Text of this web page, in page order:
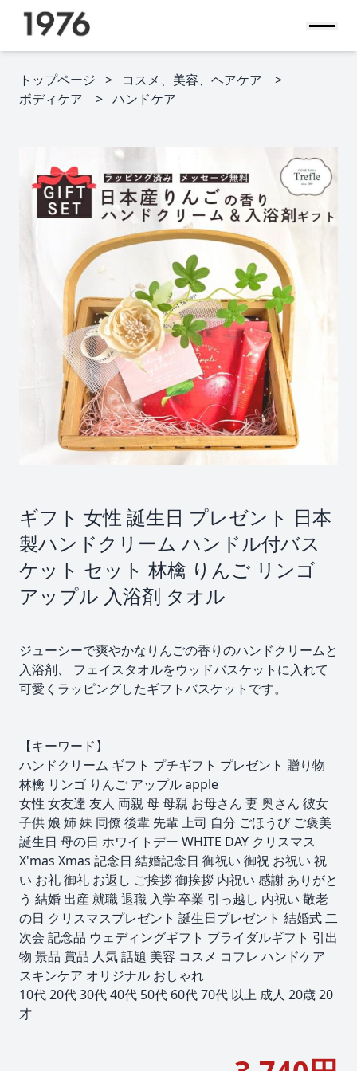
トップページ
コスメ、美容、ヘアケア
ボディケア
ハンドケア
ギフト 女性 誕生日 プレゼント 日本
製ハンドクリーム ハンドル付バス
ケット セット 林檎 りんご リンゴ
アップル 入浴剤 タオル
ジューシーで爽やかなりんごの香りのハンドクリームと
入浴剤、 フェイスタオルをウッドバスケットに入れて
可愛くラッピングしたギフトバスケットです。
【キーワード】
ハンドクリーム ギフト プチギフト プレゼント 贈り物
林檎 リンゴ りんご アップル apple
女性 女友達 友人 両親 母 母親 お母さん 妻 奥さん 彼女
子供 娘 姉 妹 同僚 後輩 先輩 上司 自分 ごほうび ご褒美
誕生日 母の日 ホワイトデー WHITE DAY クリスマス
X'mas Xmas 記念日 結婚記念日 御祝い 御祝 お祝い 祝
い お礼 御礼 お返し ご挨拶 御挨拶 内祝い 感謝 ありがと
う 結婚 出産 就職 退職 入学 卒業 引っ越し 内祝い 敬老
の日 クリスマスプレゼント 誕生日プレゼント 結婚式 二
次会 記念品 ウェディングギフト ブライダルギフト 引出
物 景品 賞品 人気 話題 美容 コスメ コフレ ハンドケア
スキンケア オリジナル おしゃれ
10代 20代 30代 40代 50代 60代 70代 以上 成人 20歳 20
才